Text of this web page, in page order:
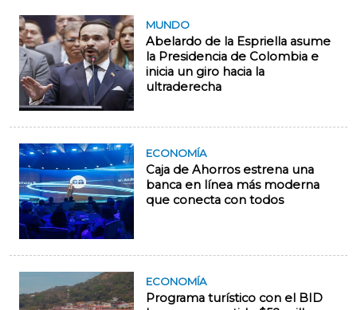
MUNDO
Abelardo de la Espriella asume
la Presidencia de Colombia e
inicia un giro hacia la
ultraderecha
ECONOMÍA
Caja de Ahorros estrena una
banca en línea más moderna
que conecta con todos
ECONOMÍA
Programa turístico con el BID